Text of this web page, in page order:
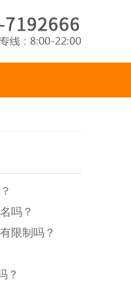
吗？
限制吗？
？